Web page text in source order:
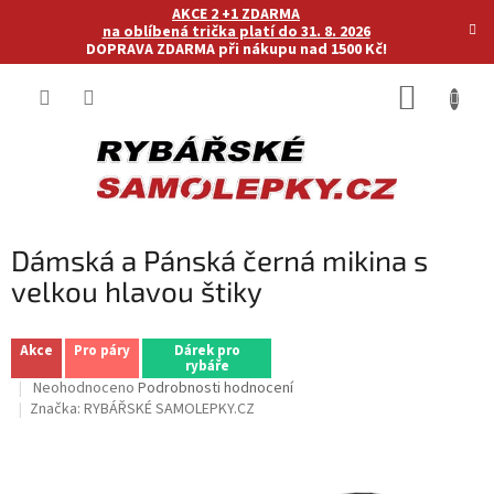
AKCE 2 +1 ZDARMA
na oblíbená trička platí do 31. 8. 2026
DOPRAVA ZDARMA při nákupu nad 1500 Kč!
Dámská a Pánská černá mikina s
velkou hlavou štiky
Akce Pro páry Dárek pro
rybáře
Průměrné
hodnocení
Neohodnoceno Podrobnosti hodnocení
Značka: RYBÁŘSKÉ SAMOLEPKY.CZ